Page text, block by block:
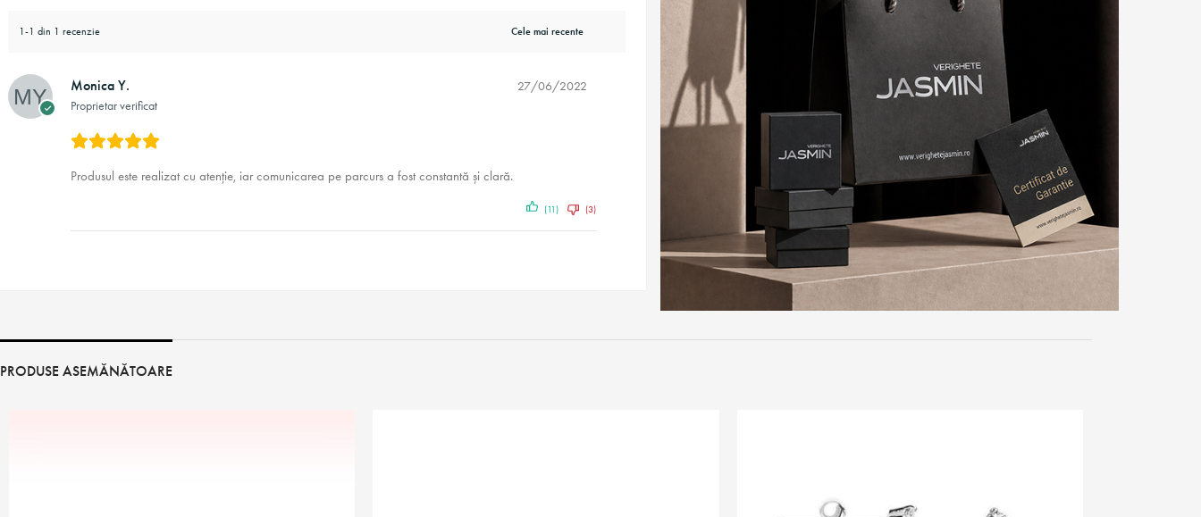
1-1 din 1 recenzie
Monica Y.
Proprietar verificat
27/06/2022
Produsul este realizat cu atenție, iar comunicarea pe parcurs a fost constantă și clară.
(11) (3)
PRODUSE ASEMĂNĂTOARE